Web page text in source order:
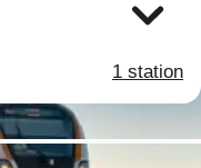
1 station